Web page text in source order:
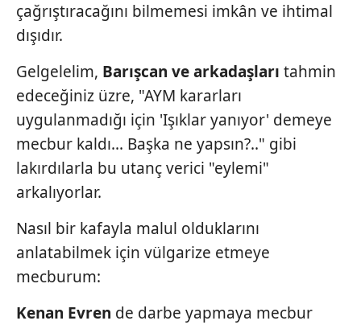
çağrıştıracağını bilmemesi imkân ve ihtimal
dışıdır.
Gelgelelim, Barışcan ve arkadaşları tahmin
edeceğiniz üzre, "AYM kararları
uygulanmadığı için 'Işıklar yanıyor' demeye
mecbur kaldı... Başka ne yapsın?.." gibi
lakırdılarla bu utanç verici "eylemi"
arkalıyorlar.
Nasıl bir kafayla malul olduklarını
anlatabilmek için vülgarize etmeye
mecburum:
Kenan Evren de darbe yapmaya mecbur